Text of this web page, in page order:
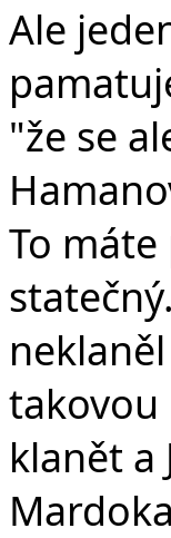
Ale
"že se
To
takovou
klanět a